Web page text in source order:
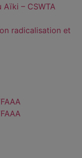
Aïki – CSWTA
radicalisation et